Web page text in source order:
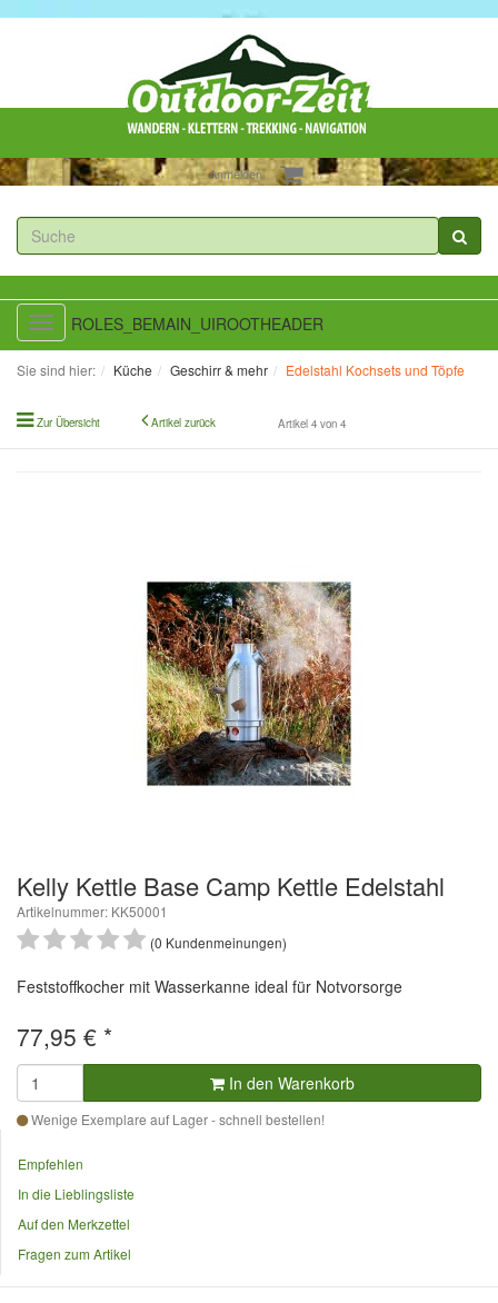
Anmelden
Toggle
navigation
ROLES_BEMAIN_UIROOTHEADER
Sie sind hier: Küche Geschirr & mehr Edelstahl Kochsets und Töpfe
Zur Übersicht Artikel zurück Artikel 4 von 4
Kelly Kettle Base Camp Kettle Edelstahl
Artikelnummer: KK50001
(0 Kundenmeinungen)
Feststoffkocher mit Wasserkanne ideal für Notvorsorge
77,95 € *
In den Warenkorb
Wenige Exemplare auf Lager - schnell bestellen!
Empfehlen
In die Lieblingsliste
Auf den Merkzettel
Fragen zum Artikel